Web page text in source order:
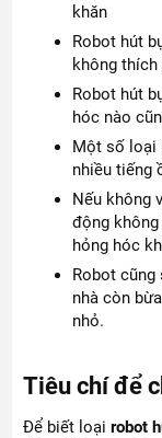
khăn
Robot hút
không
Robot hút
hóc nào
Một số loại
nhiều tiếng
Nếu không
động
hỏng hóc
Robot cũng
nhà còn
nhỏ.
Tiêu chí để
Để biết loạirobot